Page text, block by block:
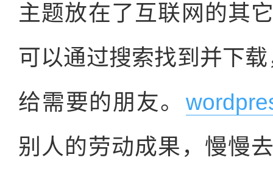
主题放在了互联网的其
可以通过搜索找到并下
给需要的朋友。
别人的劳动成果，慢慢